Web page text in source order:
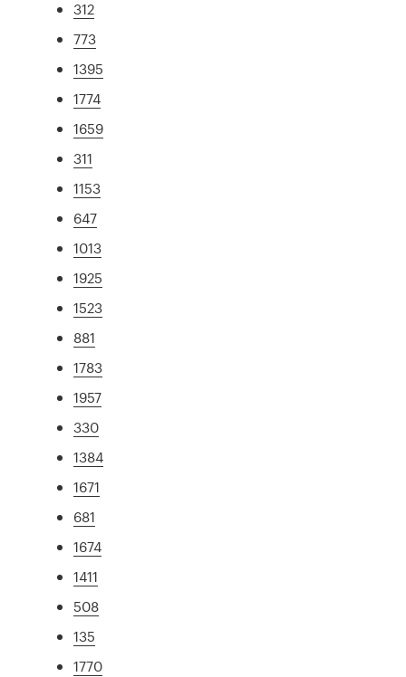
312
773
1395
1774
1659
311
1153
647
1013
1925
1523
881
1783
1957
330
1384
1671
681
1674
1411
508
135
1770